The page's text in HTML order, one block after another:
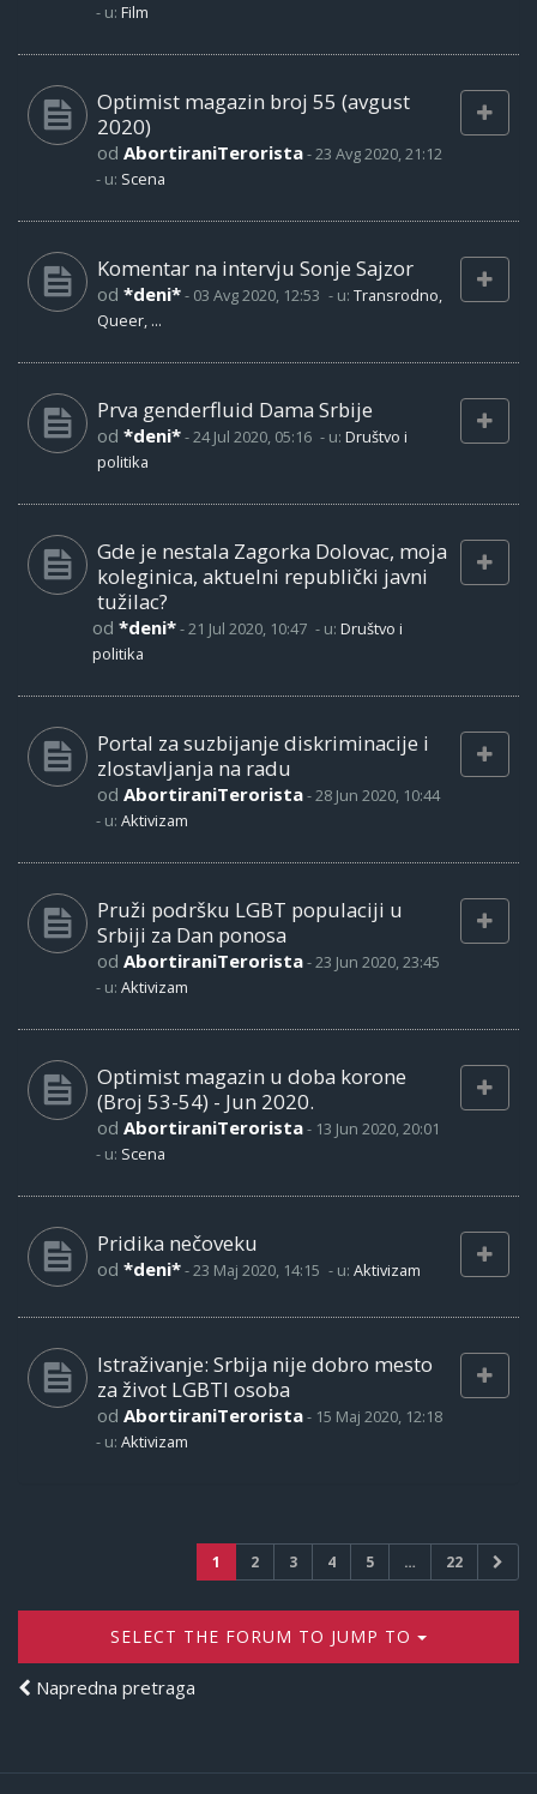
- u: Film
Optimist magazin broj 55 (avgust
2020)
od AbortiraniTerorista-23 Avg 2020, 21:12
- u: Scena
Komentar na intervju Sonje Sajzor
od *deni*- 03 Avg 2020, 12:53 - u: Transrodno,
Queer, ...
Prva genderfluid Dama Srbije
od *deni*-24 Jul 2020, 05:16 - u: Društvo i
politika
Gde je nestala Zagorka Dolovac, moja
koleginica, aktuelni republički javni
tužilac?
od *deni*-21 Jul 2020, 10:47 - u: Društvo i
politika
Portal za suzbijanje diskriminacije i
zlostavljanja na radu
od AbortiraniTerorista-28 Jun 2020, 10:44
- u: Aktivizam
Pruži podršku LGBT populaciji u
Srbiji za Dan ponosa
od AbortiraniTerorista-23 Jun 2020, 23:45
- u: Aktivizam
Optimist magazin u doba korone
(Broj 53-54) - Jun 2020.
od AbortiraniTerorista- 13 Jun 2020, 20:01
- u: Scena
Pridika nečoveku
od *deni*-23 Maj 2020, 14:15 - u: Aktivizam
Istraživanje: Srbija nije dobro mesto
za život LGBTI osoba
od AbortiraniTerorista- 15 Maj 2020, 12:18
- u: Aktivizam
1 2 3 4 5 … 22
SELECT THE FORUM TO JUMP TO
Napredna pretraga